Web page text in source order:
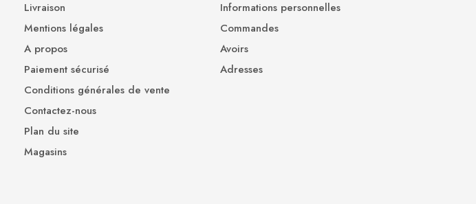
Livraison
Mentions légales
A propos
Paiement sécurisé
Conditions générales de vente
Contactez-nous
Plan du site
Magasins
Informations personnelles
Commandes
Avoirs
Adresses